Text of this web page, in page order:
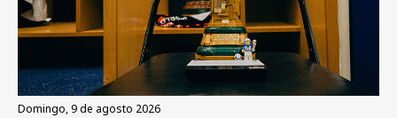
domingo, 9 de agosto 2026